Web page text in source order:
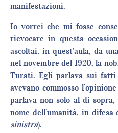
manifestazioni.
Io vorrei che mi fosse
rievocare in questa
ascoltai, in quest’aula, da
nel novembre del 1920, la
Turati. Egli parlava sui fatti
avevano commosso
parlava non solo al di
nome dell’umanità, in
sinistra).